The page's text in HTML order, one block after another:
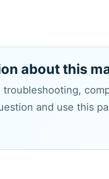
about this
and use this